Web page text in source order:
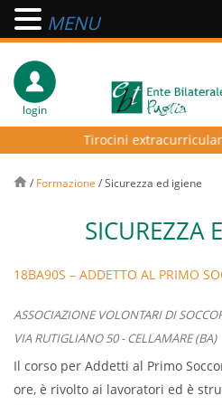
login
Tirocini extracurriculari
/ Formazione /Sicurezza ed igiene
SICUREZZA
18BA90S – ADDETTO AL PRIMO
ASSOCIAZIONE VOLONTARI DI
VIA RUTIGLIANO 50 - CELLAMARE (BA)
Il corso per Addetti al Primo
ore, è rivolto ai lavoratori ed è
MENU